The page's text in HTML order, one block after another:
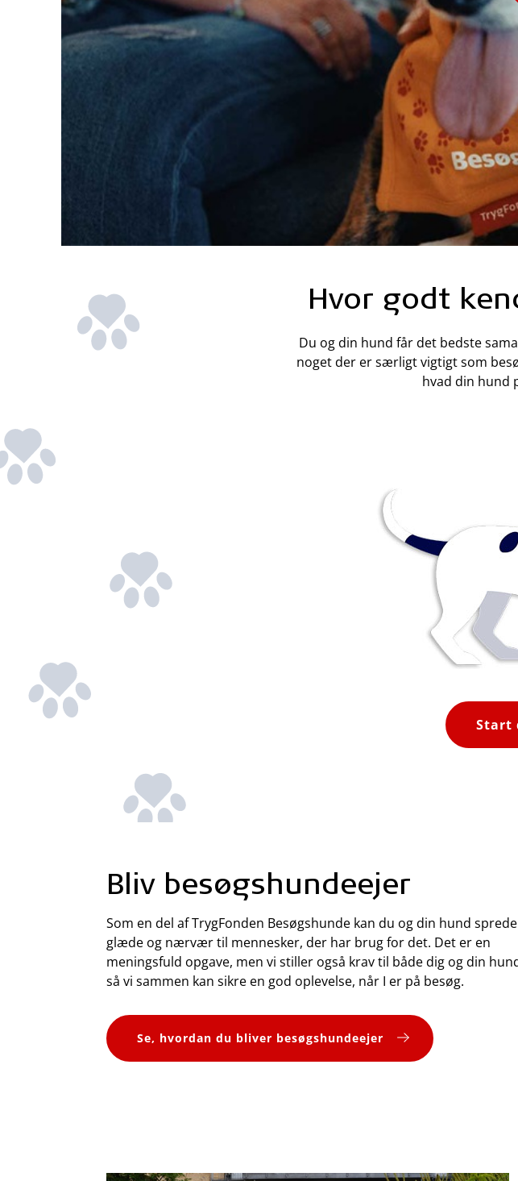
Hvor godt
Du og din hund får det bedste
noget der er særligt vigtigt som
hvad din hund
Start
Bliv besøgshundeejer
Som en del af TrygFonden Besøgshunde kan du og din hund sprede
glæde og nærvær til mennesker, der har brug for det. Det er en
meningsfuld opgave, men vi stiller også krav til både dig og din
så vi sammen kan sikre en god oplevelse, når I er på besøg.
Se, hvordan du bliver besøgshundeejer